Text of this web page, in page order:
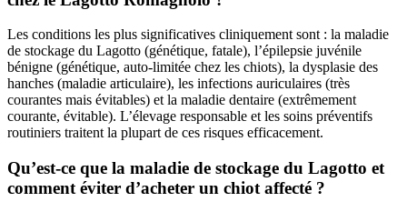
Les conditions les plus significatives cliniquement sont : la maladie
de stockage du Lagotto (génétique, fatale), l’épilepsie juvénile
bénigne (génétique, auto-limitée chez les chiots), la dysplasie des
hanches (maladie articulaire), les infections auriculaires (très
courantes mais évitables) et la maladie dentaire (extrêmement
courante, évitable). L’élevage responsable et les soins préventifs
routiniers traitent la plupart de ces risques efficacement.
Qu’est-ce que la maladie de stockage du Lagotto et
comment éviter d’acheter un chiot affecté ?